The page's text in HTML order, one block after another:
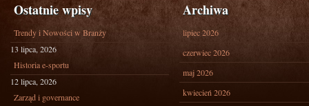
Ostatnie wpisy
Trendy i Nowości w Branży
13 lipca, 2026
Historia e-sportu
12 lipca, 2026
Zarząd i governance
Archiwa
lipiec 2026
czerwiec 2026
maj 2026
kwiecień 2026